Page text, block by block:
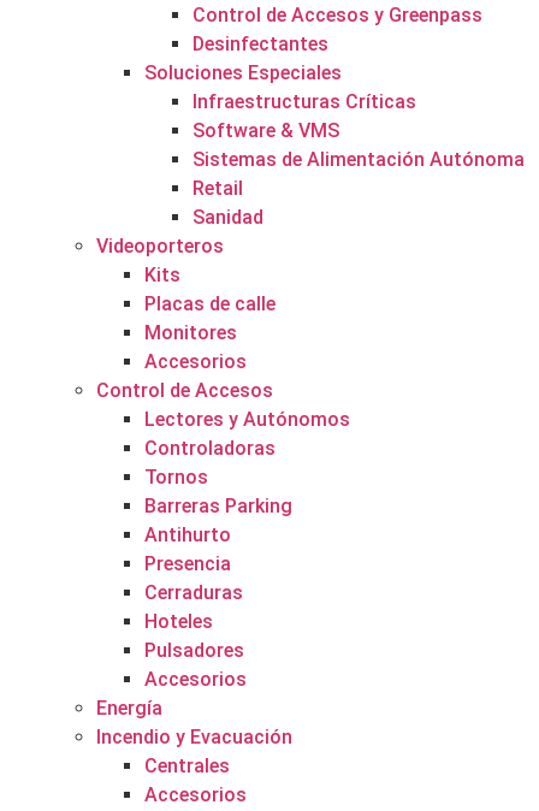
Control de Accesos y Greenpass
Desinfectantes
Soluciones Especiales
Infraestructuras Críticas
Software & VMS
Sistemas de Alimentación Autónoma
Retail
Sanidad
Videoporteros
Kits
Placas de calle
Monitores
Accesorios
Control de Accesos
Lectores y Autónomos
Controladoras
Tornos
Barreras Parking
Antihurto
Presencia
Cerraduras
Hoteles
Pulsadores
Accesorios
Energía
Incendio y Evacuación
Centrales
Accesorios